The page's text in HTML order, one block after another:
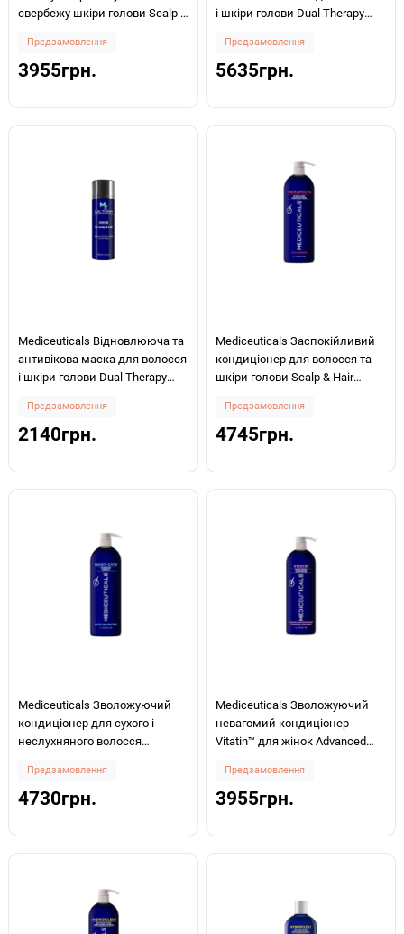
свербежу шкіри голови Scalp &
Предзамовлення
3955грн.
і шкіри голови Dual Therapy
Предзамовлення
5635грн.
Mediceuticals Відновлююча та
антивікова маска для волосся
і шкіри голови Dual Therapy
Предзамовлення
2140грн.
Mediceuticals Заспокійливий
кондиціонер для волосся та
шкіри голови Scalp & Hair
1000мл
Предзамовлення
4745грн.
Mediceuticals Зволожуючий
кондиціонер для сухого і
неслухняного волосся
1000мл
Предзамовлення
4730грн.
Mediceuticals Зволожуючий
невагомий кондиціонер
Vitatin™ для жінок Advanced
1000мл
Предзамовлення
3955грн.